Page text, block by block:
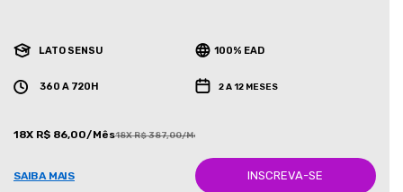
LATO SENSU 100% EAD
360 A 720H 2 A 12 MESES
18X R$ 86,00/Mês18X R$ 387,00/Mês
SAIBA MAIS INSCREVA-SE